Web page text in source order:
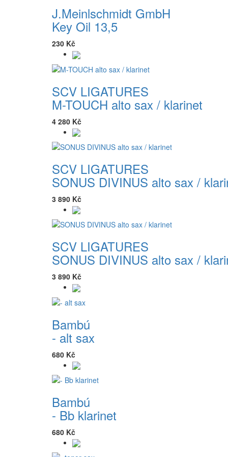
J.Meinlschmidt GmbH
Key Oil 13,5
230 Kč
SCV LIGATURES
M-TOUCH alto sax / klarinet
4 280 Kč
SCV LIGATURES
SONUS DIVINUS alto sax /
3 890 Kč
SCV LIGATURES
SONUS DIVINUS alto sax /
3 890 Kč
Bambú
- alt sax
680 Kč
Bambú
- Bb klarinet
680 Kč